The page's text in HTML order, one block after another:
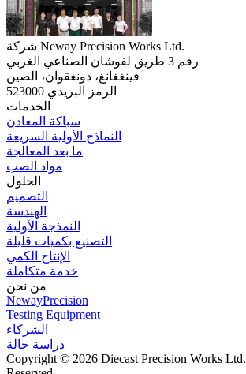
شركة Neway Precision Works Ltd.
رقم 3 طريق لفوشان الصناعي الغربي
فينغغانغ، دونغقوان، الصين
الرمز البريدي 523000
الخدمات
سباكة المعادن
النماذج الأولية السريعة
ما بعد المعالجة
مواد الصب
الحلول
التصميم
الهندسة
النمذجة الأولية
التصنيع بكميات قليلة
الإنتاج الكمي
خدمة متكاملة
من نحن
NewayPrecision
Testing Equipment
الشركاء
دراسة حالة
Copyright © 2026 Diecast Precision Works Ltd.